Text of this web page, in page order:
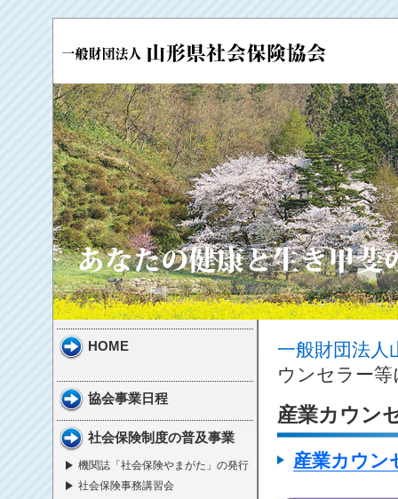
HOME
協会事業日程
社会保険制度の普及事業
機関誌「社会保険やまがた」の発行
社会保険事務講習会
一般財団法人
ウンセラー
産業カウン
産業カウン